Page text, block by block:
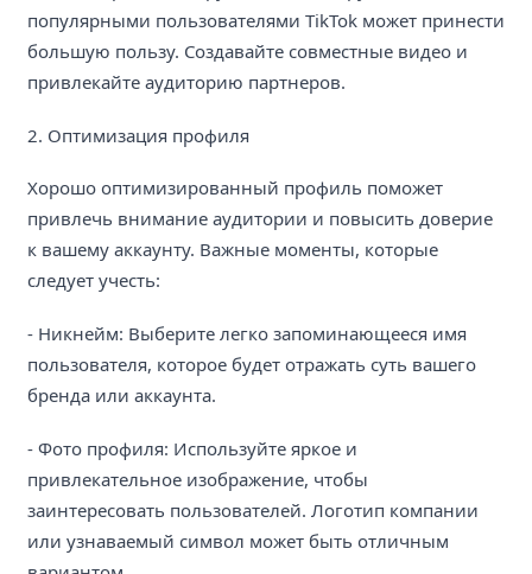
популярными пользователями TikTok может принести
большую пользу. Создавайте совместные видео и
привлекайте аудиторию партнеров.
2. Оптимизация профиля
Хорошо оптимизированный профиль поможет
привлечь внимание аудитории и повысить доверие
к вашему аккаунту. Важные моменты, которые
следует учесть:
- Никнейм: Выберите легко запоминающееся имя
пользователя, которое будет отражать суть вашего
бренда или аккаунта.
- Фото профиля: Используйте яркое и
привлекательное изображение, чтобы
заинтересовать пользователей. Логотип компании
или узнаваемый символ может быть отличным